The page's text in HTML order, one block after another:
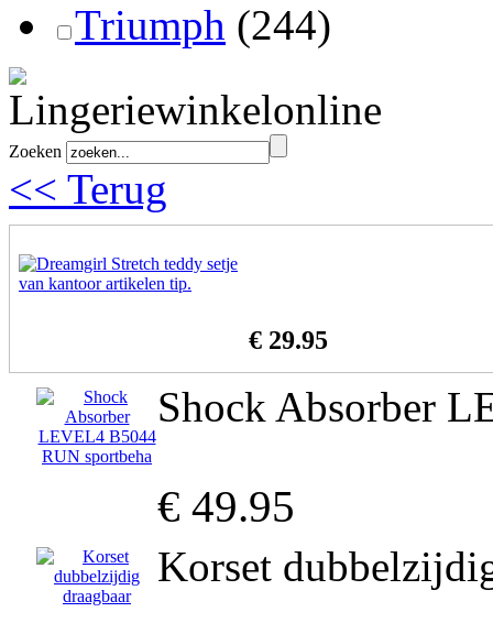
Triumph (244)
Zoeken
<< Terug
€ 29.95
Shock Absorber
€ 49.95
Korset